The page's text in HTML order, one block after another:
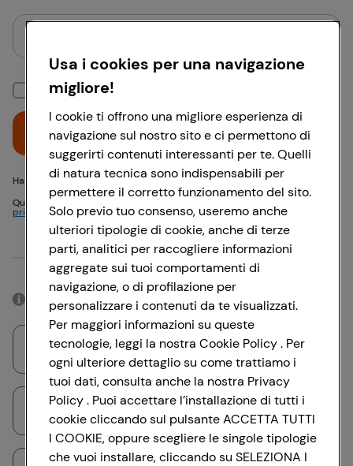
Mantieni la sessione attiva
Hai problemi di accesso? {{recover-pwd}} o {{recover-email}}
Questo sito è protetto da reCAPTCHA e si applicano
privacy eTermini di servizioGoogle
Accedi
Oppure
Accedendo con il tuo account social, rimarrai connesso per 12 ore.
Accedi con Google
Usa i cookies per una navigazione
migliore!
I cookie ti offrono una migliore esperienza di
navigazione sul nostro sito e ci permettono di
suggerirti contenuti interessanti per te. Quelli
di natura tecnica sono indispensabili per
permettere il corretto funzionamento del sito.
Solo previo tuo consenso, useremo anche
ulteriori tipologie di cookie, anche di terze
parti, analitici per raccogliere informazioni
aggregate sui tuoi comportamenti di
navigazione, o di profilazione per
personalizzare i contenuti da te visualizzati.
Per maggiori informazioni su queste
tecnologie, leggi la nostra Cookie Policy . Per
ogni ulteriore dettaglio su come trattiamo i
tuoi dati, consulta anche la nostra Privacy
Policy . Puoi accettare l’installazione di tutti i
cookie cliccando sul pulsante ACCETTA TUTTI
I COOKIE, oppure scegliere le singole tipologie
che vuoi installare, cliccando su SELEZIONA I